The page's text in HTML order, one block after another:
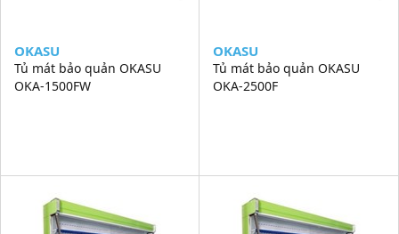
OKASU
Tủ mát bảo quản OKASU
OKA-1500FW
OKASU
Tủ mát bảo quản OKASU
OKA-2500F